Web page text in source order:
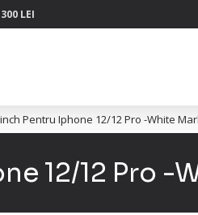
LEI
Pentru Iphone 12/12 Pro -White
12/12 Pro -